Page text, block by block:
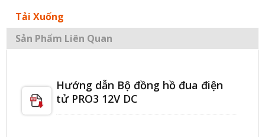
Tải Xuống
Sản Phẩm Liên Quan
Hướng dẫn Bộ đồng hồ đua điện
tử PRO3 12V DC